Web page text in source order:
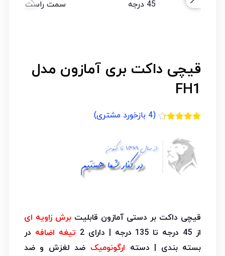
قیچی داکت بری آمازون مدل
FH1
امتیازدهی
مشتری
(
4 بازخورد مشتری)
قیچی داکت بر دستی آمازون قابلیتبرش زاویه ای
از 45 درجه تا 135 درجه | دارای 2
تیغه اضافه در
بسته بندی | دسته ارگونومیک ضد لغزش و ضد